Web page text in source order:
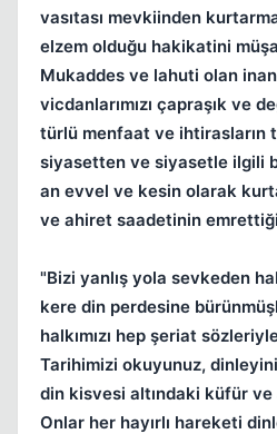
vasıtası mevkiinden
elzem olduğu hakikatini
Mukaddes ve lahuti olan
vicdanlarımızı çapraşık ve
türlü menfaat ve ihtirasların
siyasetten ve siyasetle ilgili
an evvel ve kesin olarak
ve ahiret saadetinin
"Bizi yanlış yola sevkeden
kere din perdesine
halkımızı hep şeriat
Tarihimizi okuyunuz,
din kisvesi altındaki küfür
Onlar her hayırlı hareketi